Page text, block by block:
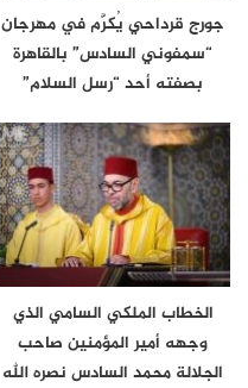
جورج قرداحي يُكرَّم في مهرجان
“سمفوني السادس” بالقاهرة
بصفته أحد “رسل السلام”
الخطاب الملكي السامي الذي
وجهه أمير المؤمنين صاحب
الجلالة محمد السادس نصره الله